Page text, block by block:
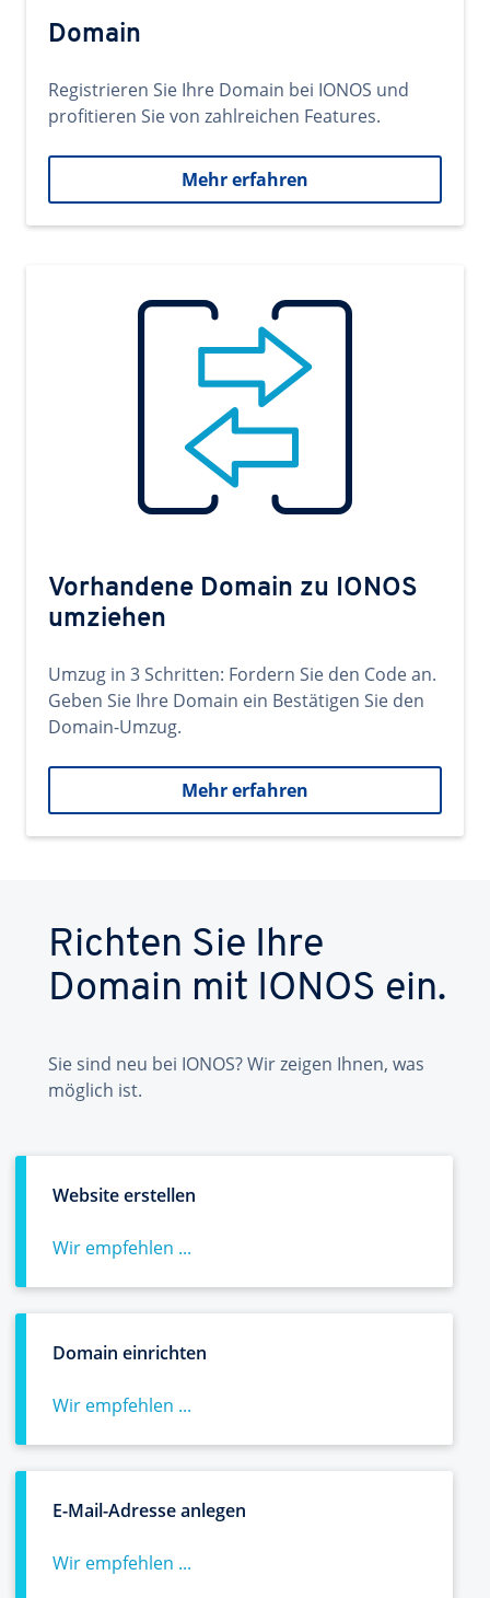
Domain
Registrieren Sie Ihre Domain bei IONOS und
profitieren Sie von zahlreichen Features.
Mehr erfahren
Vorhandene Domain zu IONOS
umziehen
Umzug in 3 Schritten: Fordern Sie den Code an.
Geben Sie Ihre Domain ein Bestätigen Sie den
Domain-Umzug.
Mehr erfahren
Richten Sie Ihre
Domain mit IONOS ein.
Sie sind neu bei IONOS? Wir zeigen Ihnen, was
möglich ist.
Website erstellen
Wir empfehlen ...
Domain einrichten
Wir empfehlen ...
E-Mail-Adresse anlegen
Wir empfehlen ...